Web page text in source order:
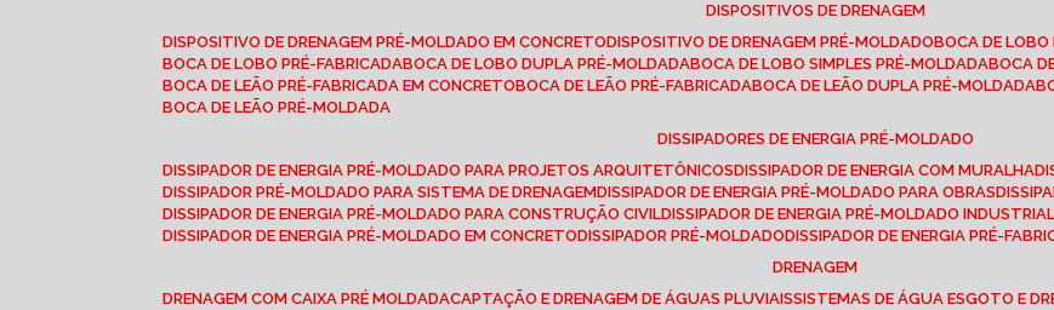
DISPOSITIVOS DE DRENAGEM
DISPOSITIVO DE DRENAGEM PRÉ-MOLDADO EM CONCRETO DISPOSITIVO DE DRENAGEM PRÉ-MOLDADO BOCA DE
BOCA DE LOBO PRÉ-FABRICADA BOCA DE LOBO DUPLA PRÉ-MOLDADA BOCA DE LOBO SIMPLES PRÉ-MOLDADA BOCA
BOCA DE LEÃO PRÉ-FABRICADA EM CONCRETO BOCA DE LEÃO PRÉ-FABRICADA BOCA DE LEÃO DUPLA PRÉ-MOLDADA
BOCA DE LEÃO PRÉ-MOLDADA
DISSIPADORES DE ENERGIA PRÉ-MOLDADO
DISSIPADOR DE ENERGIA PRÉ-MOLDADO PARA PROJETOS ARQUITETÔNICOS DISSIPADOR DE ENERGIA COM MURALHA
DISSIPADOR PRÉ-MOLDADO PARA SISTEMA DE DRENAGEM DISSIPADOR DE ENERGIA PRÉ-MOLDADO PARA OBRAS
DISSIPADOR DE ENERGIA PRÉ-MOLDADO PARA CONSTRUÇÃO CIVIL DISSIPADOR DE ENERGIA PRÉ-MOLDADO INDUSTRIAL
DISSIPADOR DE ENERGIA PRÉ-MOLDADO EM CONCRETO DISSIPADOR PRÉ-MOLDADO DISSIPADOR DE ENERGIA PRÉ-
DRENAGEM
DRENAGEM COM CAIXA PRÉ MOLDADA CAPTAÇÃO E DRENAGEM DE ÁGUAS PLUVIAIS SISTEMAS DE ÁGUA ESGOTO E